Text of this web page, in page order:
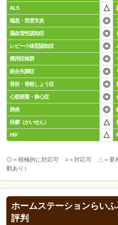
ALS △
喘息・気管支炎 ◎
脳血管性認知症 ◎
レビー小体型認知症 ◎
廃用症候群 ◎
統合失調症 ◎
骨折・骨粗しょう症 ◎
心筋梗塞・狭心症 ◎
肺炎 ◎
疥癬（かいせん） △
HIV △
◎＝積極的に対応可 ○＝対応可 △＝要
動あり）
ホームステーションらい
評判